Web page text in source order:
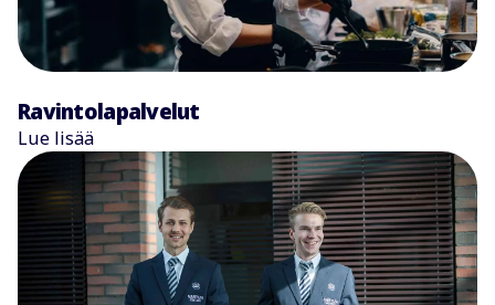
Ravintolapalvelut
Lue lisää